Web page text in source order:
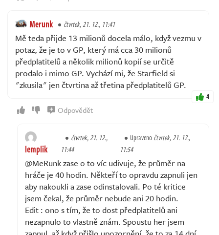
Merunk čtvrtek, 21. 12., 11:41
Mě teda přijde 13 milionů docela málo, když vezmu v
potaz, že je to v GP, který má cca 30 milionů
předplatitelů a několik milionů kopií se určitě
prodalo i mimo GP. Vychází mi, že Starfield si
"zkusila" jen čtvrtina až třetina předplatitelů GP.
4
Odpovědět
lemplik
čtvrtek, 21. 12.,
11:44
Upravenočtvrtek, 21. 12.,
11:54
@MeRunk zase o to víc udivuje, že průměr na
hráče je 40 hodin. Někteří to opravdu zapnuli jen
aby nakoukli a zase odinstalovali. Po té kritice
jsem čekal, že průměr nebude ani 20 hodin.
Edit : ono s tím, že to dost předplatitelů ani
nezapnulo to vlastně znám. Spoustu her jsem